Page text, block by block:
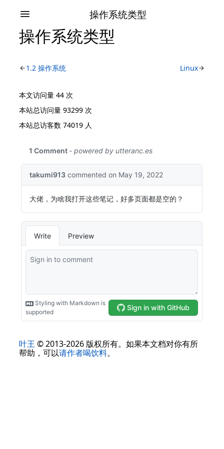
操作系统类型
操作系统类型
1.2 操作系统 Linux
本文访问量44 次
本站总访问量93299 次
本站总访客数74019 人
叶王 © 2013-2026 版权所有。如果本文档对你有所
帮助，可以请作者喝饮料。